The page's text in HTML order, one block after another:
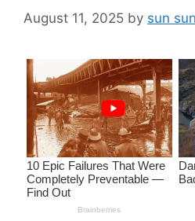
August 11, 2025 by sun sun